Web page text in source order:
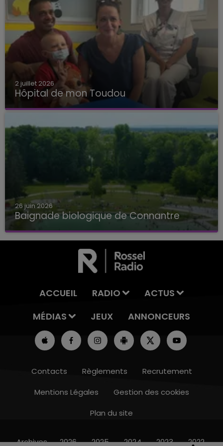
2 juillet 2026
Hôpital de mon Toudou
Hôpital de mon Toudou
26 juin 2026
Baignade biologique de Connantre
Baignade biologique de Connantre
ACCUEIL RADIO
ACTUS
MÉDIAS
JEUX ANNONCEURS
Contacts Règlements
Recrutement
Mentions Légales
Gestion des cookies
Plan du site
Archives 2026 2025 2024 2023 2022